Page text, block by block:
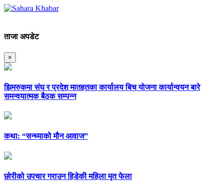
ताजा अपडेट
×
झिमरुकमा संघ र प्रदेश मातहतका कार्यालय बिच योजना कार्यान्वयन बारे
समन्वयात्मक बैठक सम्पन्न
कथा: “सन्ध्याको मौन आवाज”
छोरीको उपचार गराउन हिडेकी महिला मृत फेला